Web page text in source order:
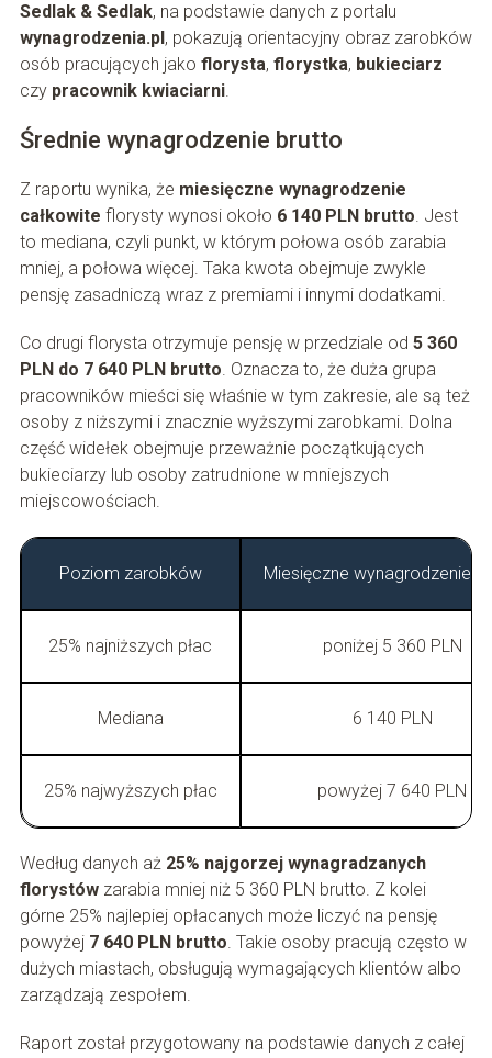
Sedlak & Sedlak, na podstawie danych z portalu
wynagrodzenia.pl, pokazują orientacyjny obraz zarobków
osób pracujących jako florysta, florystka, bukieciarz
czy pracownik kwiaciarni.
Średnie wynagrodzenie brutto
Z raportu wynika, że miesięczne wynagrodzenie
całkowite florysty wynosi około 6 140 PLN brutto. Jest
to mediana, czyli punkt, w którym połowa osób zarabia
mniej, a połowa więcej. Taka kwota obejmuje zwykle
pensję zasadniczą wraz z premiami i innymi dodatkami.
Co drugi florysta otrzymuje pensję w przedziale od 5 360
PLN do 7 640 PLN brutto. Oznacza to, że duża grupa
pracowników mieści się właśnie w tym zakresie, ale są też
osoby z niższymi i znacznie wyższymi zarobkami. Dolna
część widełek obejmuje przeważnie początkujących
bukieciarzy lub osoby zatrudnione w mniejszych
miejscowościach.
Poziom zarobków Miesięczne wynagrodzenie
25% najniższych płac poniżej 5 360 PLN
Mediana 6 140 PLN
25% najwyższych płac powyżej 7 640 PLN
Według danych aż 25% najgorzej wynagradzanych
florystówzarabia mniej niż 5 360 PLN brutto. Z kolei
górne 25% najlepiej opłacanych może liczyć na pensję
powyżej 7 640 PLN brutto. Takie osoby pracują często w
dużych miastach, obsługują wymagających klientów albo
zarządzają zespołem.
Raport został przygotowany na podstawie danych z całej